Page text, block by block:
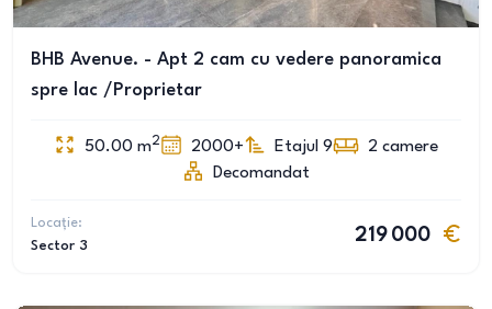
BHB Avenue. - Apt 2 cam cu vedere panoramica
spre lac /Proprietar
50.00 m2 2000+ Etajul 9 2 camere
Decomandat
Locație:
Sector 3
219 000